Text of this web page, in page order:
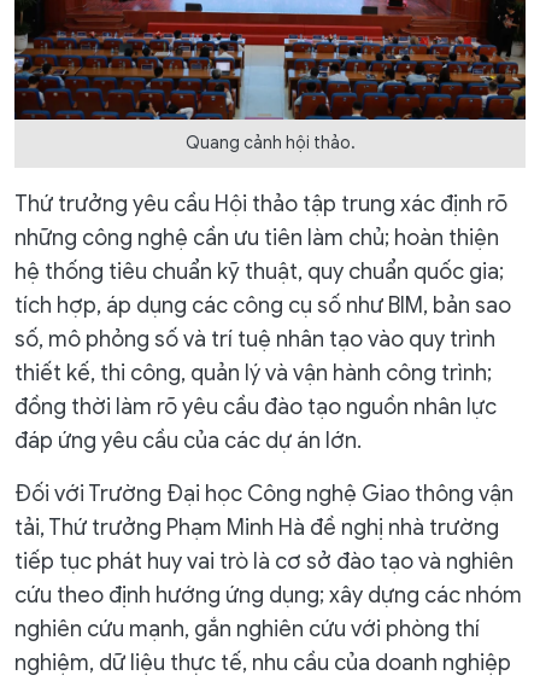
Quang cảnh hội thảo.
Thứ trưởng yêu cầu Hội thảo tập trung xác định rõ
những công nghệ cần ưu tiên làm chủ; hoàn thiện
hệ thống tiêu chuẩn kỹ thuật, quy chuẩn quốc gia;
tích hợp, áp dụng các công cụ số như BIM, bản sao
số, mô phỏng số và trí tuệ nhân tạo vào quy trình
thiết kế, thi công, quản lý và vận hành công trình;
đồng thời làm rõ yêu cầu đào tạo nguồn nhân lực
đáp ứng yêu cầu của các dự án lớn.
Đối với Trường Đại học Công nghệ Giao thông vận
tải, Thứ trưởng Phạm Minh Hà đề nghị nhà trường
tiếp tục phát huy vai trò là cơ sở đào tạo và nghiên
cứu theo định hướng ứng dụng; xây dựng các nhóm
nghiên cứu mạnh, gắn nghiên cứu với phòng thí
nghiệm, dữ liệu thực tế, nhu cầu của doanh nghiệp